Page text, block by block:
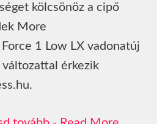
kölcsönöz a cipő
More
1 Low LX vadonatúj
érkezik